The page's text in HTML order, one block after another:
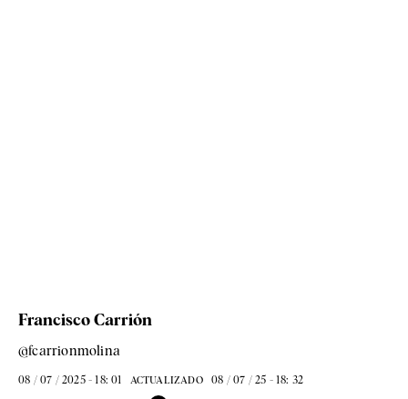
Francisco Carrión
@fcarrionmolina
08 / 07 / 2025 - 18: 01 ACTUALIZADO 08 / 07 / 25 - 18: 32